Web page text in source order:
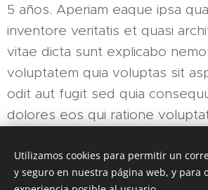
5 años. Aperiam eaque ipsa
inventore veritatis et quasi
vitae dicta sunt explicabo
voluptatem quia voluptas sit
odit aut fugit sed quia
dolores eos qui ratione
Utilizamos cookies para permitir un
y seguro en nuestra página web, y para